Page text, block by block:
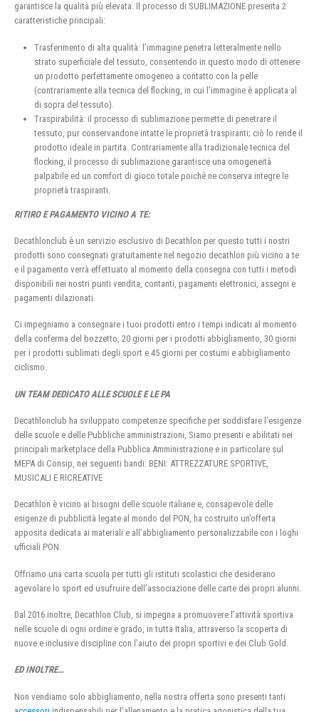
garantisce la qualità più elevata. Il processo di SUBLIMAZIONE presenta 2
caratteristiche principali:
Trasferimento di alta qualità: l’immagine penetra letteralmente nello
strato superficiale del tessuto, consentendo in questo modo di ottenere
un prodotto perfettamente omogeneo a contatto con la pelle
(contrariamente alla tecnica del flocking, in cui l’immagine è applicata al
di sopra del tessuto).
Traspirabilità: il processo di sublimazione permette di penetrare il
tessuto, pur conservandone intatte le proprietà traspiranti; ciò lo rende il
prodotto ideale in partita. Contrariamente alla tradizionale tecnica del
flocking, il processo di sublimazione garantisce una omogeneità
palpabile ed un comfort di gioco totale poiché ne conserva integre le
proprietà traspiranti.
RITIRO E PAGAMENTO VICINO A TE:
Decathlonclub è un servizio esclusivo di Decathlon per questo tutti i nostri
prodotti sono consegnati gratuitamente nel negozio decathlon più vicino a te
e il pagamento verrà effettuato al momento della consegna con tutti i metodi
disponibili nei nostri punti vendita, contanti, pagamenti elettronici, assegni e
pagamenti dilazionati.
Ci impegniamo a consegnare i tuoi prodotti entro i tempi indicati al momento
della conferma del bozzetto, 20 giorni per i prodotti abbigliamento, 30 giorni
per i prodotti sublimati degli sport e 45 giorni per costumi e abbigliamento
ciclismo.
UN TEAM DEDICATO ALLE SCUOLE E LE PA
Decathlonclub ha sviluppato competenze specifiche per soddisfare l’esigenze
delle scuole e delle Pubbliche amministrazioni, Siamo presenti e abilitati nei
principali marketplace della Pubblica Amministrazione e in particolare sul
MEPA di Consip, nei seguenti bandi: BENI: ATTREZZATURE SPORTIVE,
MUSICALI E RICREATIVE
Decathlon è vicino ai bisogni delle scuole italiane e, consapevole delle
esigenze di pubblicità legate al mondo del PON, ha costruito un’offerta
apposita dedicata ai materiali e all’abbigliamento personalizzabile con i loghi
ufficiali PON.
Offriamo una carta scuola per tutti gli istituti scolastici che desiderano
agevolare lo sport ed usufruire dell’associazione delle carte dei propri alunni.
Dal 2016 inoltre, Decathlon Club, si impegna a promuovere l’attività sportiva
nelle scuole di ogni ordine e grado, in tutta Italia, attraverso la scoperta di
nuove e inclusive discipline con l’aiuto dei propri sportivi e dei Club Gold.
ED INOLTRE…
Non vendiamo solo abbigliamento, nella nostra offerta sono presenti tanti